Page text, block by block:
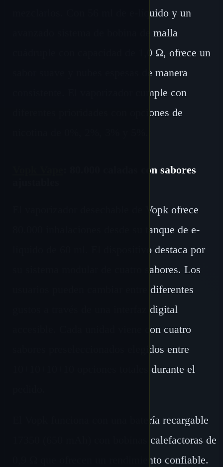
mezclarlos. Con 56 ml de e-líquido y un
avanzado sistema de bobina de malla
cuádruple con capacidad de 1,0 Ω, ofrece un
sabor suave y nubes espesas de manera
consistente. El vaporizador cumple con
diferentes prioridades con opciones de
: 80.000 caladas con sabores
El vaporizador desechable de Vopk ofrece
80.000 inhalaciones desde su tanque de e-
líquido de 60 ml. El dispositivo destaca por
su sistema modular de cuatro sabores. Los
usuarios pueden cambiar entre diferentes
gustos a través de una interfaz digital
accesible. Cada unidad viene con cuatro
sabores preseleccionados elegidos entre
10+10+10+10 opciones totales durante el
El Vopk funciona con una batería recargable
17350 (650 mAh) con bobinas calefactoras de
0,9 Ω que ofrecen un rendimiento confiable.